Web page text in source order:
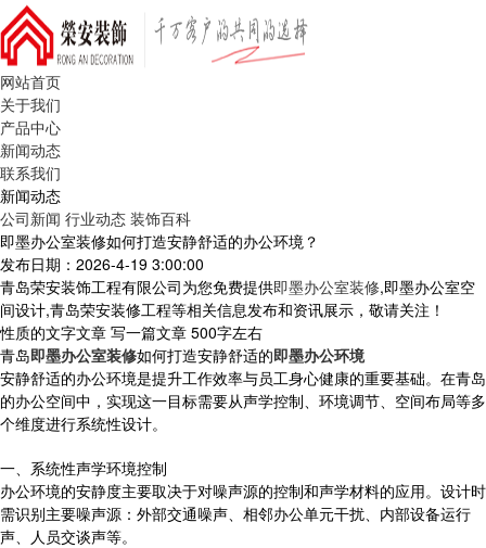
网站首页
关于我们
产品中心
新闻动态
联系我们
新闻动态
公司新闻 行业动态 装饰百科
即墨办公室装修如何打造安静舒适的办公环境？
发布日期：2026-4-19 3:00:00
青岛荣安装饰工程有限公司为您免费提供即墨办公室装修,即墨办公室空
间设计,青岛荣安装修工程等相关信息发布和资讯展示，敬请关注！
性质的文字文章 写一篇文章 500字左右
青岛即墨办公室装修如何打造安静舒适的即墨办公环境
安静舒适的办公环境是提升工作效率与员工身心健康的重要基础。在青岛
的办公空间中，实现这一目标需要从声学控制、环境调节、空间布局等多
个维度进行系统性设计。
一、系统性声学环境控制
办公环境的安静度主要取决于对噪声源的控制和声学材料的应用。设计时
需识别主要噪声源：外部交通噪声、相邻办公单元干扰、内部设备运行
声、人员交谈声等。